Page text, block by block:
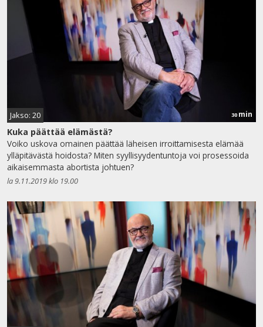
Jakso: 20 30 min
Kuka päättää elämästä?
Voiko uskova omainen päättää läheisen irroittamisesta elämää
ylläpitävästä hoidosta? Miten syyllisyydentuntoja voi prosessoida
aikaisemmasta abortista johtuen?
la 9.11.2019 klo 19.00